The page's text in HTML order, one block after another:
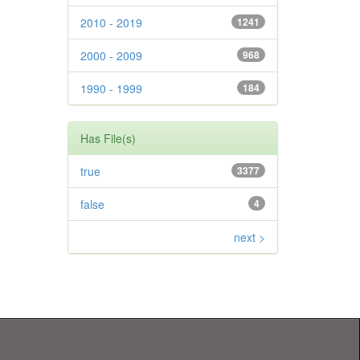
1241
2010 - 2019
968
2000 - 2009
184
1990 - 1999
Has File(s)
3377
true
4
false
next >